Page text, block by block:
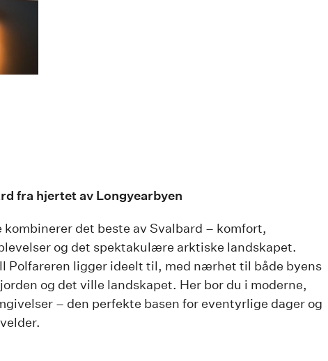
fra hjertet av Longyearbyen
kombinerer det beste av Svalbard – komfort,
og det spektakulære arktiske landskapet.
Polfareren ligger ideelt til, med nærhet til både byens
og det ville landskapet. Her bor du i moderne,
– den perfekte basen for eventyrlige dager og